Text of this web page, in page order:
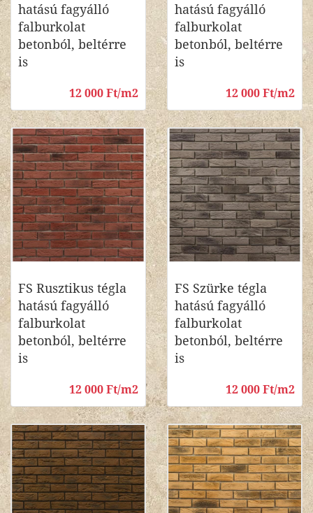
hatású fagyálló
falburkolat
betonból, beltérre
is
12 000 Ft/m2
hatású fagyálló
falburkolat
betonból, beltérre
is
12 000 Ft/m2
FS Rusztikus tégla
hatású fagyálló
falburkolat
betonból, beltérre
is
12 000 Ft/m2
FS Szürke tégla
hatású fagyálló
falburkolat
betonból, beltérre
is
12 000 Ft/m2